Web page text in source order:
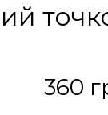
360